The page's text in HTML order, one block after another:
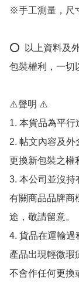
※手工測量，尺
⭕️  以上資料及
包裝權利，一切
⚠️聲明 ⚠️
1. 本貨品為平行
2. 帖文內容及
更換新包裝之權
3. 本公司並沒持
有關商品品牌商
途，敬請留意。
4. 貨品在運輸過
產品出現輕微瑕